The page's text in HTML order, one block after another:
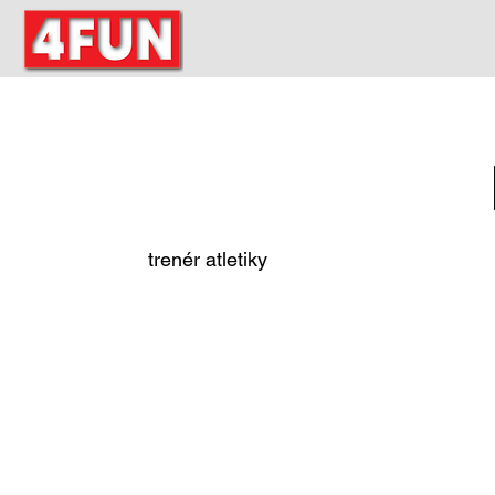
trenér atletiky